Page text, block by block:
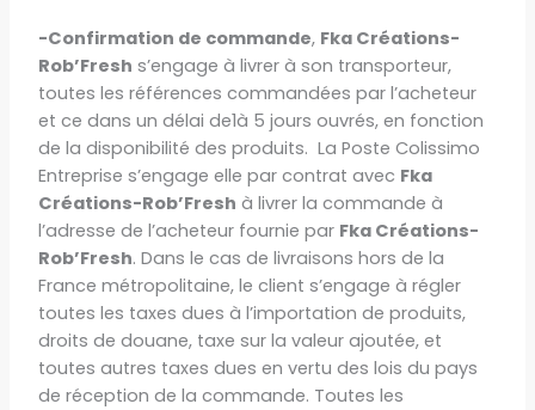
-Confirmation de commande, Fka Créations-
Rob’Fresh s’engage à livrer à son transporteur,
toutes les références commandées par l’acheteur
et ce dans un délai de1à 5 jours ouvrés, en fonction
de la disponibilité des produits. La Poste Colissimo
Entreprise s’engage elle par contrat avec Fka
Créations-Rob’Fresh à livrer la commande à
l’adresse de l’acheteur fournie par Fka Créations-
Rob’Fresh. Dans le cas de livraisons hors de la
France métropolitaine, le client s’engage à régler
toutes les taxes dues à l’importation de produits,
droits de douane, taxe sur la valeur ajoutée, et
toutes autres taxes dues en vertu des lois du pays
de réception de la commande. Toutes les